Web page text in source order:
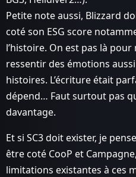
Petite note aussi, Blizzard
coté son ESG score
l’histoire. On est pas là
ressentir des émotions
histoires. L’écriture était
dépend… Faut surtout pas
davantage.
Et si SC3 doit exister, je
être coté CooP et
limitations existantes à ces